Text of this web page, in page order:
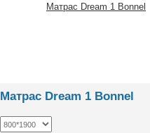
Матрас Dream 1 Bonnel